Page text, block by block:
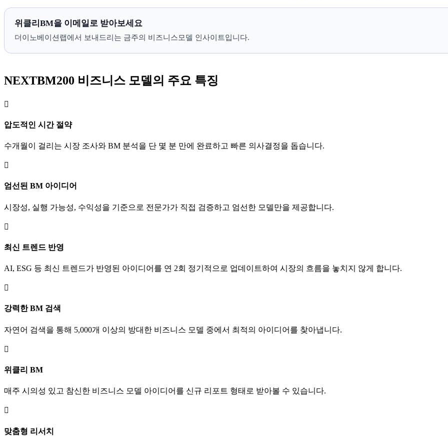
위클리BM을 이메일로 받아보세요
더이노베이션랩에서 보내드리는 금주의 비즈니스모델 인사이트입니다.
NEXTBM200 비즈니스 모델의 주요 특징

압도적인 시간 절약
수개월이 걸리는 시장 조사와 BM 분석을 단 몇 분 만에 완료하고 빠른 의사결정을 돕습니다.

엄선된 BM 아이디어
시장성, 실행 가능성, 수익성을 기준으로 전문가가 직접 검증하고 엄선한 모델만을 제공합니다.

최신 트렌드 반영
AI, ESG 등 최신 트렌드가 반영된 아이디어를 연 2회 정기적으로 업데이트하여 시장의 흐름을 놓치지 않게 합니다.

강력한 BM 검색
자연어 검색을 통해 5,000개 이상의 방대한 비즈니스 모델 중에서 최적의 아이디어를 찾아냅니다.

위클리 BM
매주 시의성 있고 참신한 비즈니스 모델 아이디어를 신규 리포트 형태로 받아볼 수 있습니다.

맞춤형 리서치